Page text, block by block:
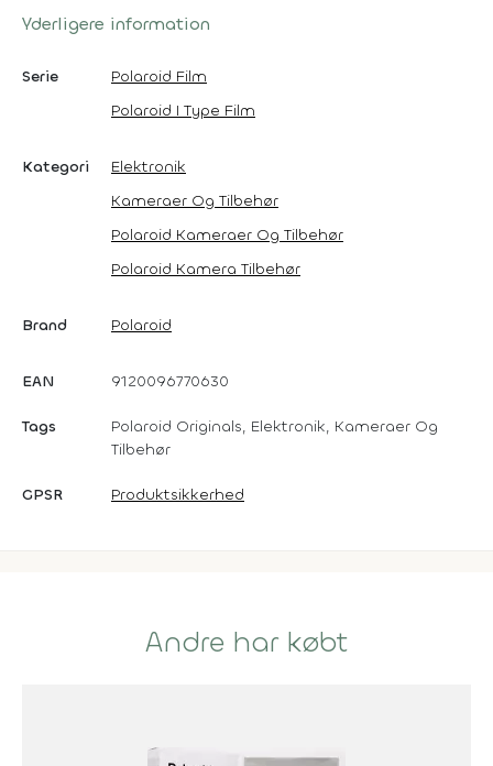
Yderligere information
Serie
Polaroid Film
Polaroid I Type Film
Kategori
Elektronik
Kameraer Og Tilbehør
Polaroid Kameraer Og Tilbehør
Polaroid Kamera Tilbehør
Brand Polaroid
EAN 9120096770630
Tags
Polaroid Originals, Elektronik, Kameraer Og
Tilbehør
GPSR Produktsikkerhed
Andre har købt